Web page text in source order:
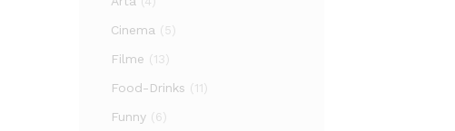
Cinema (5)
Filme (13)
Food-Drinks (11)
Funny (6)